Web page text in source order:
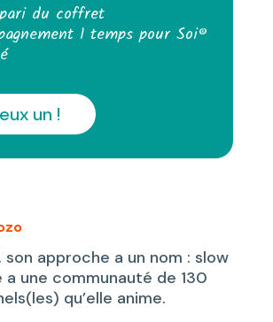
du coffret
1 temps pour Soi®
un !
son approche a un nom : slow
a une communauté de 130
qu’elle anime.